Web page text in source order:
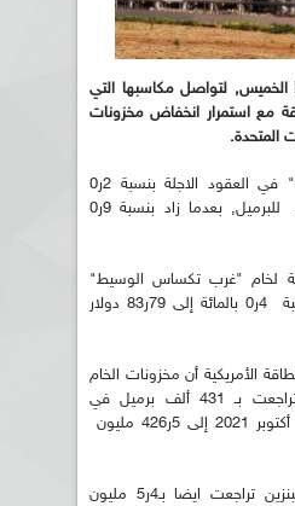
الخميس, لتواصل مكاسبها التي
مع استمرار انخفاض مخزونات
المتحدة.
وارتفع سعر مزيج "برنت" في العقود الاجلة بنسبة 2ر0
بالمائة إلى 99ر85 دولار للبرميل, بعدما زاد بنسبة 9ر0
لخام "غرب تكساس الوسيط"
لشهر ديسمبر القادم بنسبة 4ر0 بالمائة إلى 79ر83 دولار
الأمريكية أن مخزونات الخام
في الولايات المتحدة تراجعت بـ 431 ألف برميل في
الأسبوع المنتهي في 15 أكتوبر 2021 إلى 5ر426 مليون
وأضافت أن مخزونات البنزين تراجعت ايضا بـ4ر5 مليون